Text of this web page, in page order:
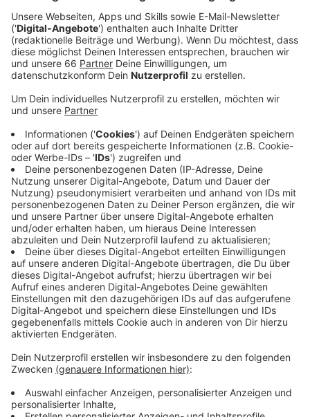
Flughafen.
Veröffentlicht:Mittwoch, 09.04.2025 05:39
Anzeige
Anzeige
Eigentlich sollte die U81 zur Fußball-EM im
vergangenen Jahr Flughafen und Arena verbinden. Der
Betriebsstart wurde aber bereits früh auf Sommer
2025 verschoben. Jetzt steht fest: auch das wird
nicht klappen. Planungsfehler bei der
Niederstromanlage hatten auch das verhindert. Die
Probleme seien inzwischen gelöst, der Zeitplan aber
durcheinander geraten. Man arbeite zusammen mit
Rheinbahn und den beteiligten Baufirmen daran, den
Zeitplan zu optimieren, um schneller voran zu kommen.
Unter anderem wird im Moment der U-Bahnhof unter
dem Flughafen-Terminal ausgebaut. Die Stadt nennt
das zweite Quartal 2026 als geplanten Termin für die
Jungfernfahrt.